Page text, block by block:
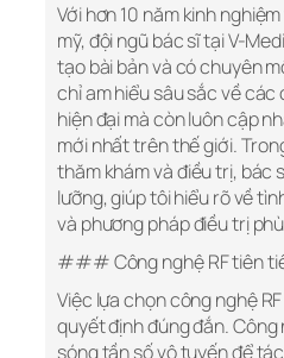
Với hơn 10 năm kinh
mỹ, đội ngũ bác sĩ tại V-
tạo bài bản và có chuyên
chỉ am hiểu sâu sắc về các
hiện đại mà còn luôn cập
mới nhất trên thế giới.
thăm khám và điều trị, bác
lưỡng, giúp tôi hiểu rõ về
và phương pháp điều trị
### Công nghệ RF tiên
Việc lựa chọn công nghệ
quyết định đúng đắn. Công
sóng tần số vô tuyến để